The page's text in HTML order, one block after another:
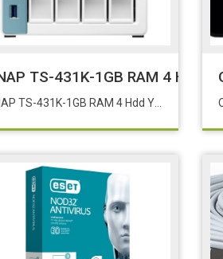
UAP AC PRO
TS-431K-1GB RAM 4 Hdd
QNAP TS-431K-1GB RAM 4 Hdd Yuvalı Tower NAS Eol:431p2